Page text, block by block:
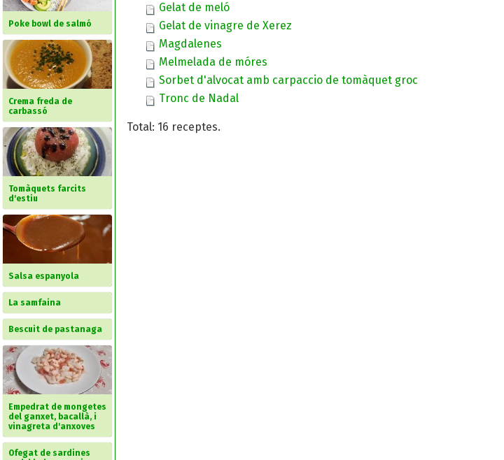
Poke bowl de salmó
Crema freda de
carbassó
Tomàquets farcits
d'estiu
Salsa espanyola
La samfaina
Bescuit de pastanaga
Empedrat de mongetes
del ganxet, bacallà, i
vinagreta d'anxoves
Ofegat de sardines
Gelat de meló
Gelat de vinagre de Xerez
Magdalenes
Melmelada de móres
Sorbet d'alvocat amb carpaccio de tomàquet groc
Tronc de Nadal
Total: 16 receptes.